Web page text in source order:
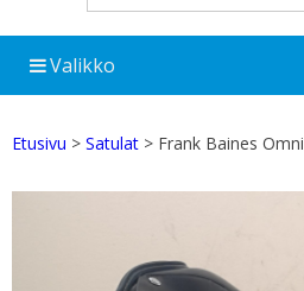
Valikko
Etusivu > Satulat > Frank Baines Omni